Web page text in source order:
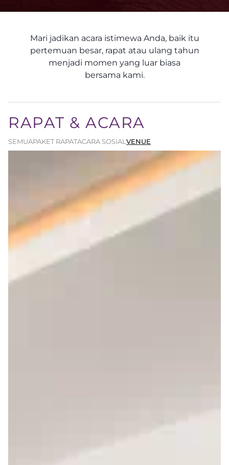
Mari jadikan acara istimewa Anda, baik itu
pertemuan besar, rapat atau ulang tahun
menjadi momen yang luar biasa
bersama kami.
RAPAT & ACARA
SEMUAPAKET RAPATACARA SOSIAL VENUE